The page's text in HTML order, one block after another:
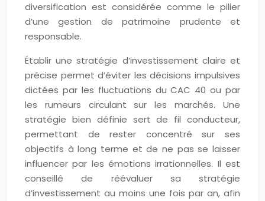
diversification est considérée comme le pilier
d’une gestion de patrimoine prudente et
responsable.
Établir une stratégie d’investissement claire et
précise permet d’éviter les décisions impulsives
dictées par les fluctuations du CAC 40 ou par
les rumeurs circulant sur les marchés. Une
stratégie bien définie sert de fil conducteur,
permettant de rester concentré sur ses
objectifs à long terme et de ne pas se laisser
influencer par les émotions irrationnelles. Il est
conseillé de réévaluer sa stratégie
d’investissement au moins une fois par an, afin